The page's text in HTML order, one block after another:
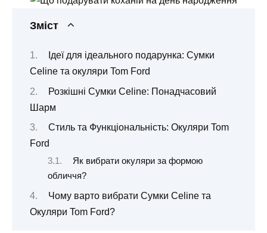
Зміст
Ідеї для ідеального подарунка: Сумки
Celine та окуляри Tom Ford
Розкішні Сумки Celine: Понадчасовий
Шарм
Стиль та Функціональність: Окуляри Tom
Ford
Як вибрати окуляри за формою
обличчя?
Чому варто вибрати Сумки Celine та
Окуляри Tom Ford?